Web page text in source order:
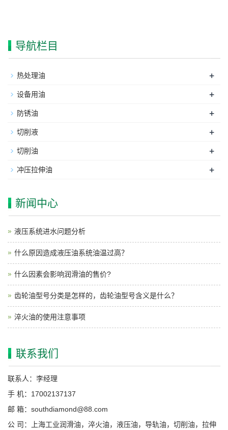
导航栏目
热处理油 +
设备用油 +
防锈油 +
切削液 +
切削油 +
冲压拉伸油 +
新闻中心
液压系统进水问题分析
什么原因造成液压油系统油温过高？
什么因素会影响润滑油的售价?
齿轮油型号分类是怎样的，齿轮油型号含义是什么？
淬火油的使用注意事项
联系我们
联系人：李经理
手 机：17002137137
邮 箱：southdiamond@88.com
公 司：上海工业润滑油，淬火油，液压油，导轨油，切削油，拉伸